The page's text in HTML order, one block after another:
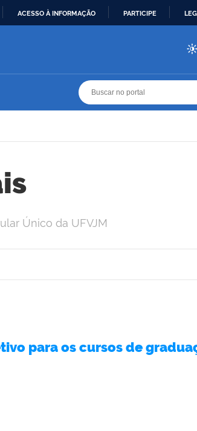
ACESSO À INFORMAÇÃO PARTICIPE
Único da UFVJM
para os cursos de